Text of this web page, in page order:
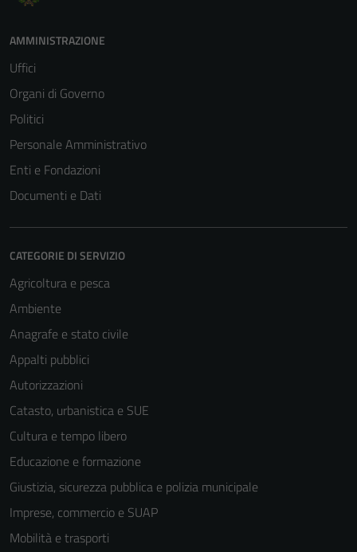
AMMINISTRAZIONE
Uffici
Organi di Governo
Politici
Personale Amministrativo
Enti e Fondazioni
Documenti e Dati
CATEGORIE DI SERVIZIO
Agricoltura e pesca
Ambiente
Anagrafe e stato civile
Appalti pubblici
Autorizzazioni
Catasto, urbanistica e SUE
Cultura e tempo libero
Educazione e formazione
Giustizia, sicurezza pubblica e polizia municipale
Imprese, commercio e SUAP
Mobilità e trasporti